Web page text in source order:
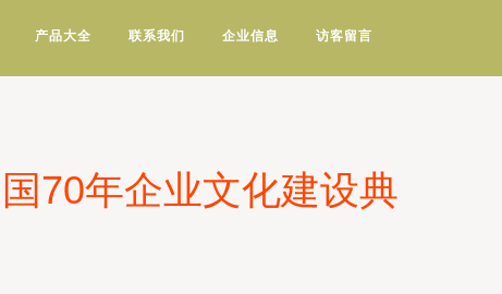
产品大全 联系我们 企业信息 访客留言
70年企业文化建设典